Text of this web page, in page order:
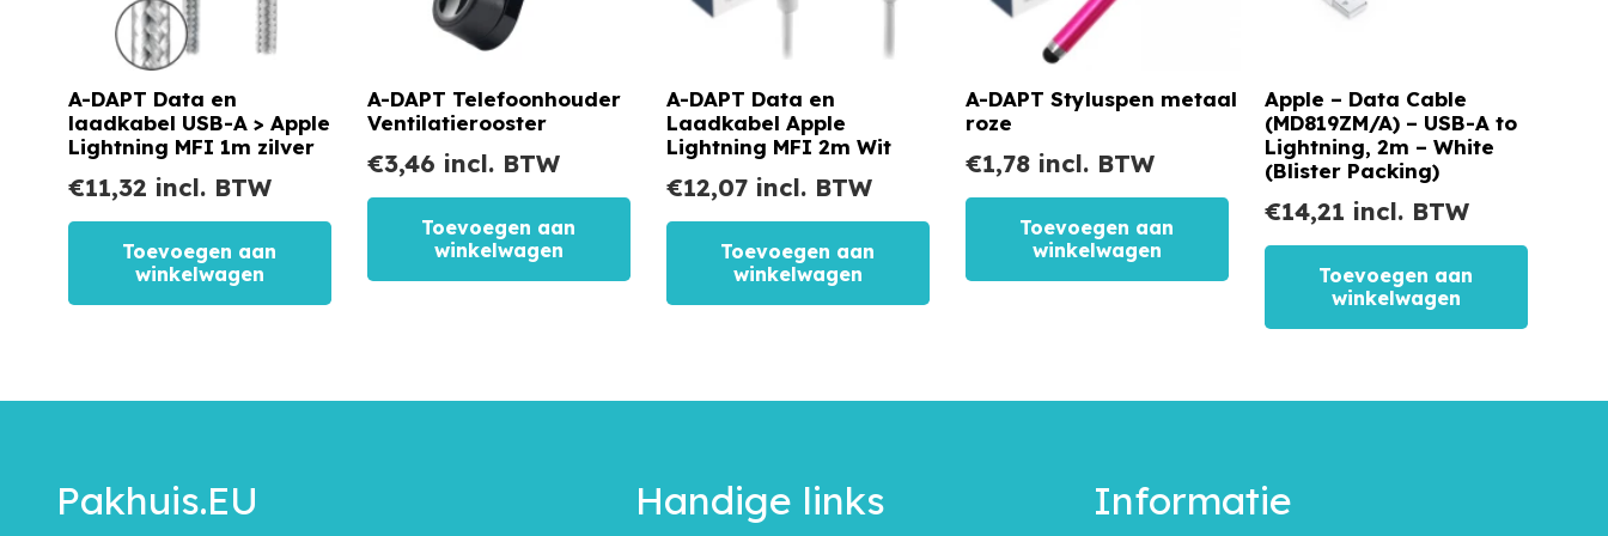
A-DAPT Data en
laadkabel USB-A > Apple
Lightning MFI 1m zilver
€11,32 incl. BTW
Toevoegen aan
winkelwagen
A-DAPT Telefoonhouder
Ventilatierooster
€3,46 incl. BTW
Toevoegen aan
winkelwagen
A-DAPT Data en
Laadkabel Apple
Lightning MFI 2m Wit
€12,07 incl. BTW
Toevoegen aan
winkelwagen
A-DAPT Styluspen metaal
roze
€1,78 incl. BTW
Toevoegen aan
winkelwagen
Apple – Data Cable
(MD819ZM/A) – USB-A to
Lightning, 2m – White
(Blister Packing)
€14,21 incl. BTW
Toevoegen aan
winkelwagen
Pakhuis.EU Handige links Informatie